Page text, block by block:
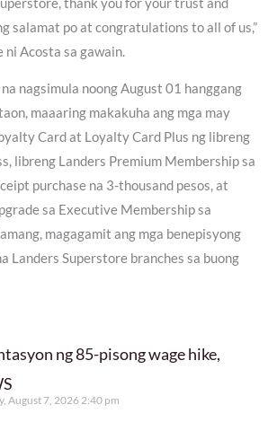
salamat po at congratulations to all of us,”
ni Acosta sa gawain.
nagsimula noong August 01 hanggang
maaaring makakuha ang mga may
Card at Loyalty Card Plus ng libreng
libreng Landers Premium Membership sa
purchase na 3-thousand pesos, at
sa Executive Membership sa
magagamit ang mga benepisyong
Landers Superstore branches sa buong
ng 85-pisong wage hike,
August 7, 2026 2:40 pm